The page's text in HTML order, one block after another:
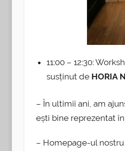
11:00 – 12:30:
susținut de HORIA
– În ultimii ani, am
ești bine reprezentat
– Homepage-ul